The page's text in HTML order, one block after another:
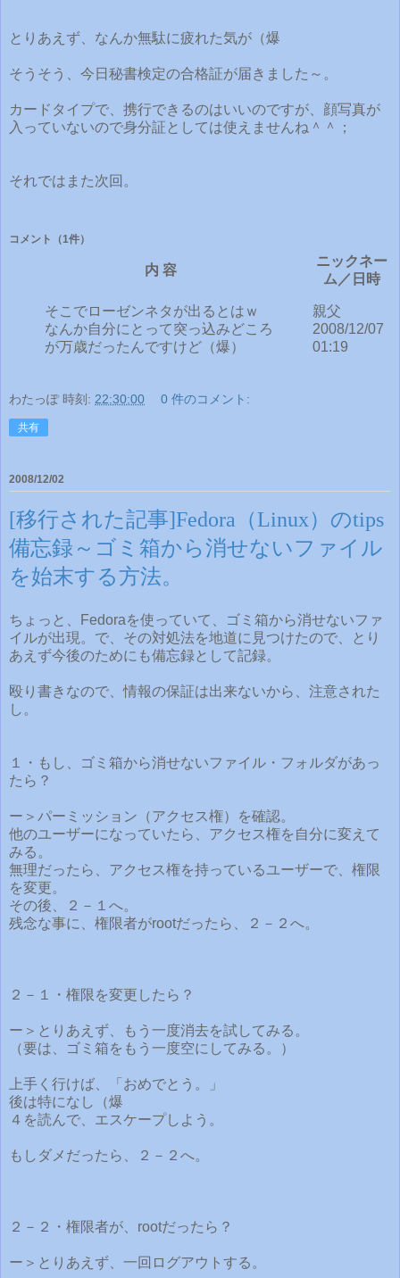
とりあえず、なんか無駄に疲れた気が（爆
そうそう、今日秘書検定の合格証が届きました～。
カードタイプで、携行できるのはいいのですが、顔写真が
入っていないので身分証としては使えませんね＾＾；
それではまた次回。
コメント （1件）
内 容
ニックネー
ム／日時
そこでローゼンネタが出るとはｗ
なんか自分にとって突っ込みどころ
が万歳だったんですけど（爆）
親父
2008/12/07
01:19
わたっぽ 時刻: 22:30:00 0 件のコメント:
共有
2008/12/02
[移行された記事]Fedora（Linux）のtips
備忘録～ゴミ箱から消せないファイル
を始末する方法。
ちょっと、Fedoraを使っていて、ゴミ箱から消せないファ
イルが出現。で、その対処法を地道に見つけたので、とり
あえず今後のためにも備忘録として記録。
殴り書きなので、情報の保証は出来ないから、注意された
し。
１・もし、ゴミ箱から消せないファイル・フォルダがあっ
たら？
ー＞パーミッション（アクセス権）を確認。
他のユーザーになっていたら、アクセス権を自分に変えて
みる。
無理だったら、アクセス権を持っているユーザーで、権限
を変更。
その後、２－１へ。
残念な事に、権限者がrootだったら、２－２へ。
２－１・権限を変更したら？
ー＞とりあえず、もう一度消去を試してみる。
（要は、ゴミ箱をもう一度空にしてみる。）
上手く行けば、「おめでとう。」
後は特になし（爆
４を読んで、エスケープしよう。
もしダメだったら、２－２へ。
２－２・権限者が、rootだったら？
ー＞とりあえず、一回ログアウトする。